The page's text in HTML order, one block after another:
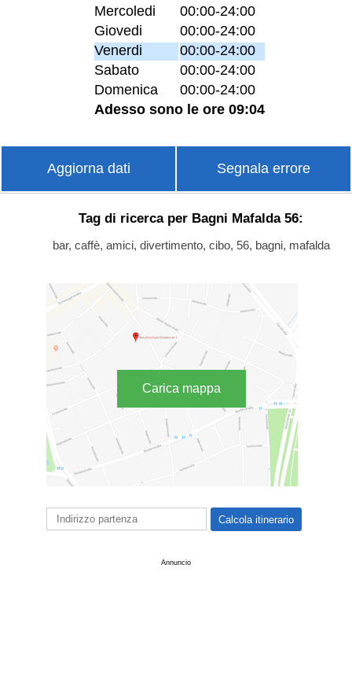
Mercoledi
00:00-24:00
Giovedi
00:00-24:00
Venerdi
00:00-24:00
Sabato
00:00-24:00
Domenica
00:00-24:00
Adesso sono le ore 09:04
Aggiorna dati Segnala errore
Tag di ricerca per Bagni Mafalda 56:
bar, caffè, amici, divertimento, cibo, 56, bagni, mafalda
Carica mappa
Annuncio